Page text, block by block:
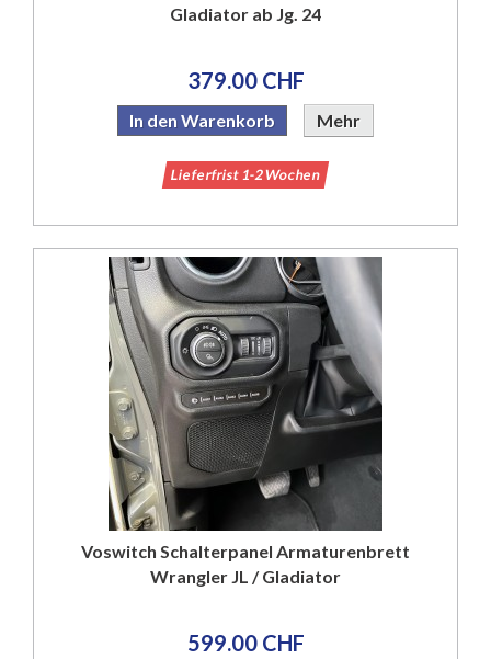
Gladiator ab Jg. 24
379.00 CHF
In den Warenkorb Mehr
Lieferfrist 1-2 Wochen
Voswitch Schalterpanel Armaturenbrett
Wrangler JL / Gladiator
599.00 CHF